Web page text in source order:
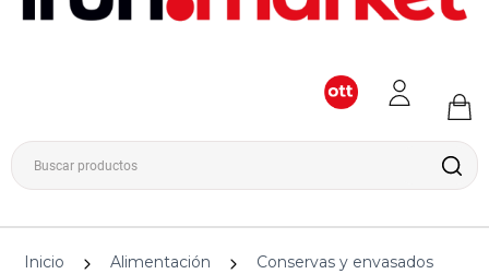
Inicio Alimentación
Conservas y envasados